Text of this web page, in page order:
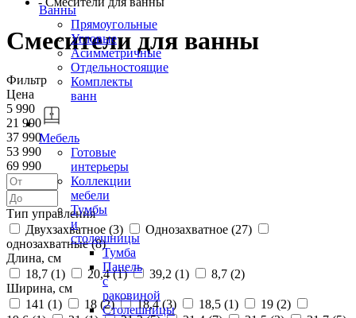
Ванны
Прямоугольные
Угловые
Асимметричные
Отдельностоящие
Комплекты
ванн
Мебель
Готовые
интерьеры
Коллекции
мебели
Тумбы
и
столешницы
Тумба
Панель
с
раковиной
Столешницы
Смесители для ванны
Фильтр
Цена
5 990
21 990
37 990
53 990
69 990
Тип управления
Двухзахватное (3) Однозахватное (27)
однозахватные (8)
Длина, см
18,7 (1) 20,4 (1) 39,2 (1) 8,7 (2)
Ширина, см
141 (1) 18 (2) 18,4 (3) 18,5 (1) 19 (2)